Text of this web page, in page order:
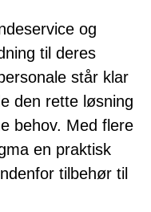
og
til deres
står klar
den rette løsning
behov. Med flere
en praktisk
tilbehør til